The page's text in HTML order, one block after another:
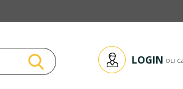
LOGIN ou